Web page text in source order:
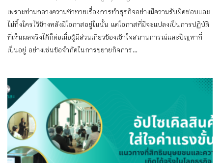
เพราะท่ามกลางความท้าทายเรื่องการทำธุรกิจอย่างมีความรับผิดชอบและ
ไม่ทิ้งใครไว้ข้างหลังมีโอกาสอยู่ในนั้น แต่โอกาสที่มีจะแปลงเป็นการปฏิบัติ
ที่เห็นผลจริงได้ก็ต่อเมื่อผู้มีส่วนเกี่ยวข้องเข้าใจสถานการณ์และปัญหาที่
เป็นอยู่ อย่างเช่นข้อจำกัดในการขยายกิจการ...